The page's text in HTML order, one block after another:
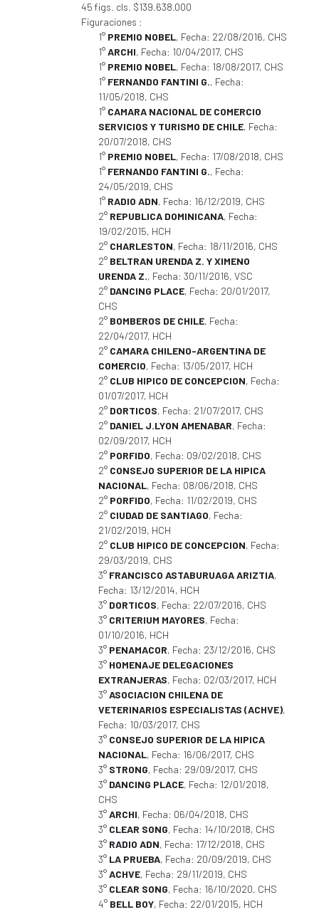
45 figs. cls. $139.638.000
Figuraciones :
1° PREMIO NOBEL, Fecha: 22/08/2016, CHS
1°ARCHI, Fecha: 10/04/2017, CHS
1° PREMIO NOBEL, Fecha: 18/08/2017, CHS
1° FERNANDO FANTINI G., Fecha:
11/05/2018, CHS
1° CAMARA NACIONAL DE COMERCIO
SERVICIOS Y TURISMO DE CHILE, Fecha:
20/07/2018, CHS
1° PREMIO NOBEL, Fecha: 17/08/2018, CHS
1° FERNANDO FANTINI G., Fecha:
24/05/2019, CHS
1° RADIO ADN, Fecha: 16/12/2019, CHS
2° REPUBLICA DOMINICANA, Fecha:
19/02/2015, HCH
2° CHARLESTON, Fecha: 18/11/2016, CHS
2° BELTRAN URENDA Z. Y XIMENO
URENDA Z., Fecha: 30/11/2016, VSC
2° DANCING PLACE, Fecha: 20/01/2017,
CHS
2° BOMBEROS DE CHILE, Fecha:
22/04/2017, HCH
2° CAMARA CHILENO-ARGENTINA DE
COMERCIO, Fecha: 13/05/2017, HCH
2° CLUB HIPICO DE CONCEPCION, Fecha:
01/07/2017, HCH
2° DORTICOS, Fecha: 21/07/2017, CHS
2° DANIEL J.LYON AMENABAR, Fecha:
02/09/2017, HCH
2° PORFIDO, Fecha: 09/02/2018, CHS
2° CONSEJO SUPERIOR DE LA HIPICA
NACIONAL, Fecha: 08/06/2018, CHS
2° PORFIDO, Fecha: 11/02/2019, CHS
2° CIUDAD DE SANTIAGO, Fecha:
21/02/2019, HCH
2° CLUB HIPICO DE CONCEPCION, Fecha:
29/03/2019, CHS
3° FRANCISCO ASTABURUAGA ARIZTIA,
Fecha: 13/12/2014, HCH
3° DORTICOS, Fecha: 22/07/2016, CHS
3° CRITERIUM MAYORES, Fecha:
01/10/2016, HCH
3° PENAMACOR, Fecha: 23/12/2016, CHS
3° HOMENAJE DELEGACIONES
EXTRANJERAS, Fecha: 02/03/2017, HCH
3°ASOCIACION CHILENA DE
VETERINARIOS ESPECIALISTAS (ACHVE),
Fecha: 10/03/2017, CHS
3° CONSEJO SUPERIOR DE LA HIPICA
NACIONAL, Fecha: 16/06/2017, CHS
3° STRONG, Fecha: 29/09/2017, CHS
3° DANCING PLACE, Fecha: 12/01/2018,
CHS
3°ARCHI, Fecha: 06/04/2018, CHS
3° CLEAR SONG, Fecha: 14/10/2018, CHS
3° RADIO ADN, Fecha: 17/12/2018, CHS
3° LA PRUEBA, Fecha: 20/09/2019, CHS
3°ACHVE, Fecha: 29/11/2019, CHS
3° CLEAR SONG, Fecha: 16/10/2020, CHS
4° BELL BOY, Fecha: 22/01/2015, HCH